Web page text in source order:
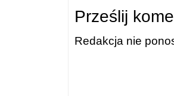
Prześlij
Redakcja nie